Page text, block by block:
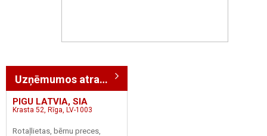
Uzņēmumos atrasts: 6
PIGU LATVIA, SIA
Krasta 52, Rīga, LV-1003
Rotaļlietas, bērnu preces,